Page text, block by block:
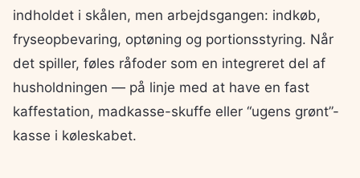
indholdet i skålen, men arbejdsgangen: indkøb,
fryseopbevaring, optøning og portionsstyring. Når
det spiller, føles råfoder som en integreret del af
husholdningen — på linje med at have en fast
kaffestation, madkasse-skuffe eller “ugens grønt”-
kasse i køleskabet.